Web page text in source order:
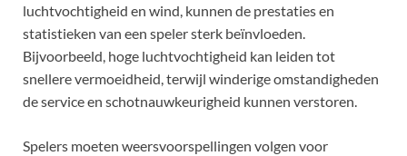
luchtvochtigheid en wind, kunnen de prestaties en
statistieken van een speler sterk beïnvloeden.
Bijvoorbeeld, hoge luchtvochtigheid kan leiden tot
snellere vermoeidheid, terwijl winderige omstandigheden
de service en schotnauwkeurigheid kunnen verstoren.
Spelers moeten weersvoorspellingen volgen voor